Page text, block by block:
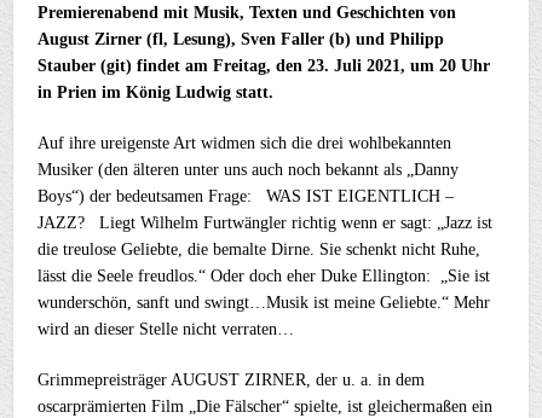
Premierenabend mit Musik, Texten und Geschichten von
August Zirner (fl, Lesung), Sven Faller (b) und Philipp
Stauber (git) findet am Freitag, den 23. Juli 2021, um 20 Uhr
in Prien im König Ludwig statt.
Auf ihre ureigenste Art widmen sich die drei wohlbekannten
Musiker (den älteren unter uns auch noch bekannt als „Danny
Boys“) der bedeutsamen Frage: WAS IST EIGENTLICH –
JAZZ? Liegt Wilhelm Furtwängler richtig wenn er sagt: „Jazz ist
die treulose Geliebte, die bemalte Dirne. Sie schenkt nicht Ruhe,
lässt die Seele freudlos.“ Oder doch eher Duke Ellington: „Sie ist
wunderschön, sanft und swingt…Musik ist meine Geliebte.“ Mehr
wird an dieser Stelle nicht verraten…
Grimmepreisträger AUGUST ZIRNER, der u. a. in dem
oscarprämierten Film „Die Fälscher“ spielte, ist gleichermaßen ein